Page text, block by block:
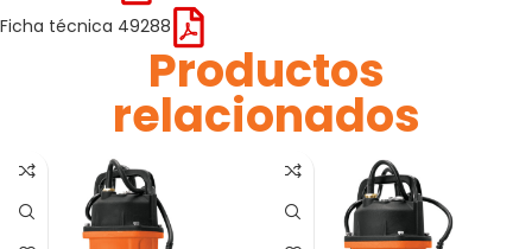
Ficha técnica 49288
Productos
relacionados